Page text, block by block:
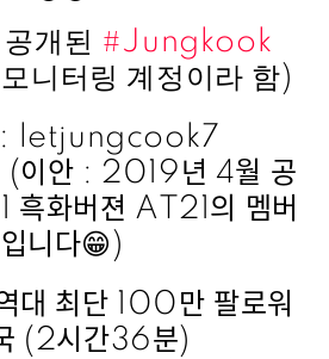
개된 #Jungkook
니터링 계정이라 함)
: letjungcook7
(이안 : 2019년 4월 공
흑화버젼 AT21의 멤버
입니다😁)
대 최단 100만 팔로워
(2시간36분)